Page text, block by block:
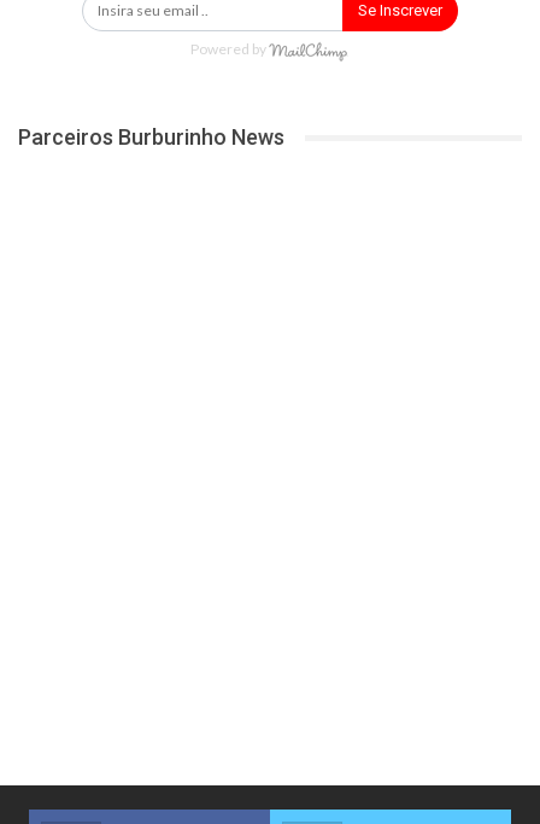
Se Inscrever
Powered by
Parceiros Burburinho News